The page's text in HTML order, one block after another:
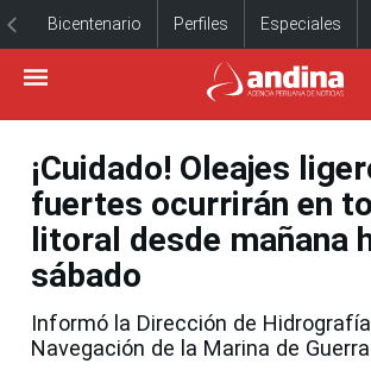
Bicentenario Perfiles Especiales
¡Cuidado! Oleajes
fuertes ocurrirán en
litoral desde mañana
sábado
Informó la Dirección de
Navegación de la Marina de